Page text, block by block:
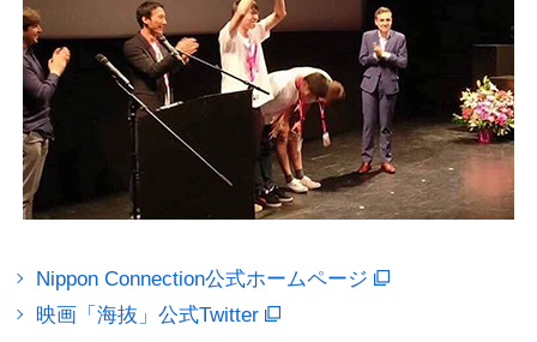
Nippon Connection公式ホームページ
映画「海抜」公式Twitter